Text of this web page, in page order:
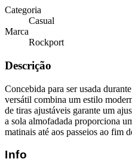
Categoria
Casual
Marca
Rockport
Descrição
Concebida para ser usada
versátil combina um estilo
de tiras ajustáveis garante um
a sola almofadada proporciona
matinais até aos passeios ao fim
Info